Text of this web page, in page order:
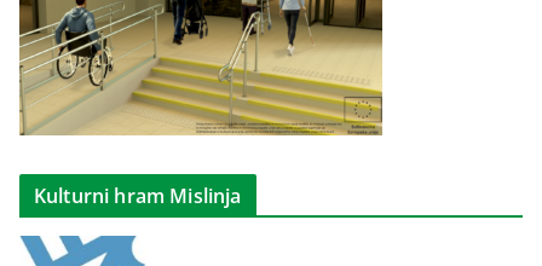
Kulturni hram Mislinja